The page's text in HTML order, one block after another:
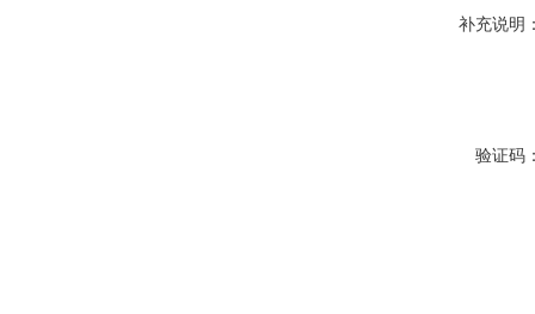
补充说明
验证码